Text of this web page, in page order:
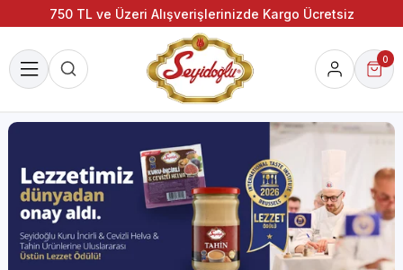
750 TL ve Üzeri Alışverişlerinizde Kargo Ücretsiz
0